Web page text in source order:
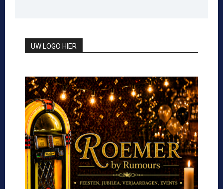
UW LOGO HIER